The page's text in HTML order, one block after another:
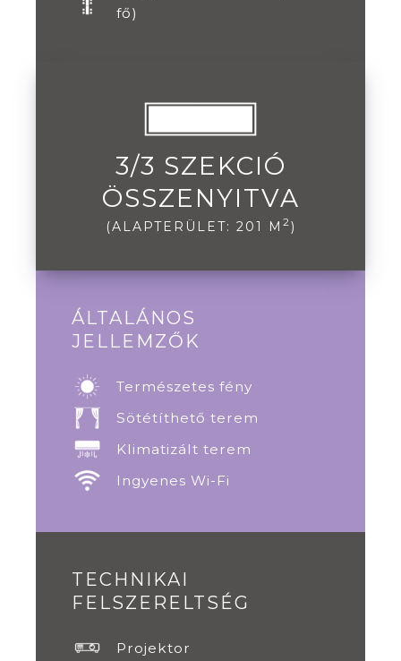
fő)
3/3 SZEKCIÓ
ÖSSZENYITVA
(ALAPTERÜLET: 201 M 2)
ÁLTALÁNOS
JELLEMZŐK
Természetes fény
Sötétíthető terem
Klimatizált terem
Ingyenes Wi-Fi
TECHNIKAI
FELSZERELTSÉG
Projektor